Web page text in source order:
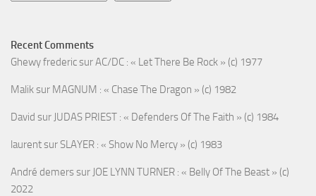
Recent Comments
Ghewy fredericsurAC/DC : « Let There Be Rock » (c) 1977
Maliksur MAGNUM : « Chase The Dragon » (c) 1982
David sur JUDAS PRIEST : « Defenders Of The Faith » (c) 1984
laurentsur SLAYER : « Show No Mercy » (c) 1983
André demerssur JOE LYNN TURNER : « Belly Of The Beast » (c)
2022